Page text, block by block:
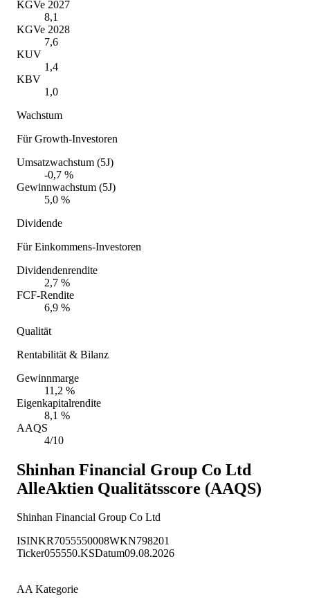
KGVe 2027
8,1
KGVe 2028
7,6
KUV
1,4
KBV
1,0
Wachstum
Für Growth-Investoren
Umsatzwachstum (5J)
-0,7 %
Gewinnwachstum (5J)
5,0 %
Dividende
Für Einkommens-Investoren
Dividendenrendite
2,7 %
FCF-Rendite
6,9 %
Qualität
Rentabilität & Bilanz
Gewinnmarge
11,2 %
Eigenkapitalrendite
8,1 %
AAQS
4/10
Shinhan Financial Group Co Ltd
AlleAktien Qualitätsscore (AAQS)
Shinhan Financial Group Co Ltd
ISINKR7055550008WKN798201
Ticker055550.KSDatum09.08.2026
AA Kategorie